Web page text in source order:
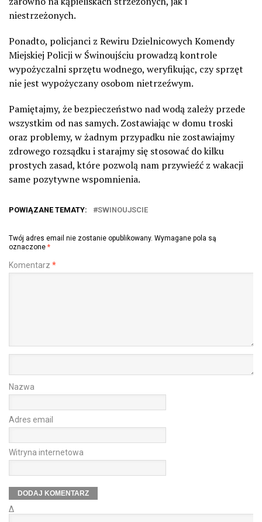
niestrzeżonych.
Ponadto, policjanci z Rewiru Dzielnicowych Komendy
Miejskiej Policji w Świnoujściu prowadzą kontrole
wypożyczalni sprzętu wodnego, weryfikując, czy sprzęt
nie jest wypożyczany osobom nietrzeźwym.
Pamiętajmy, że bezpieczeństwo nad wodą zależy przede
wszystkim od nas samych. Zostawiając w domu troski
oraz problemy, w żadnym przypadku nie zostawiajmy
zdrowego rozsądku i starajmy się stosować do kilku
prostych zasad, które pozwolą nam przywieźć z wakacji
same pozytywne wspomnienia.
POWIĄZANE TEMATY: SWINOUJSCIE
Twój adres email nie zostanie opublikowany. Wymagane pola są
oznaczone *
Komentarz *
Nazwa
Adres email
Witryna internetowa
Δ